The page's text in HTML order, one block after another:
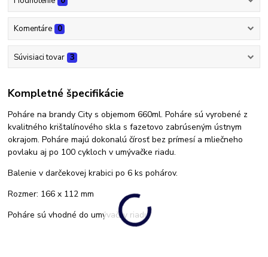
Komentáre 0
Súvisiaci tovar 3
Kompletné špecifikácie
Poháre na brandy City s objemom 660ml. Poháre sú vyrobené z
kvalitného krištalínového skla s fazetovo zabrúseným ústnym
okrajom. Poháre majú dokonalú čírosť bez prímesí a mliečneho
povlaku aj po 100 cykloch v umývačke riadu.
Balenie v darčekovej krabici po 6 ks pohárov.
Rozmer: 166 x 112 mm
Poháre sú vhodné do umývačky riadu.